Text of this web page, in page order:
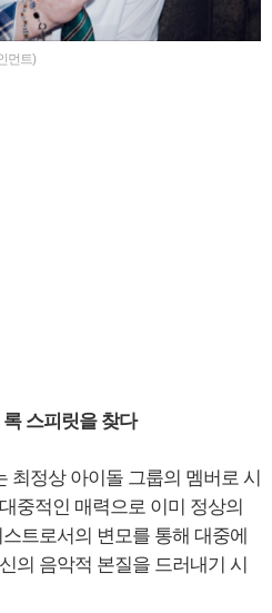
먼트)
스피릿을 찾다
최정상 아이돌 그룹의 멤버로 시
중적인 매력으로 이미 정상의
트로서의 변모를 통해 대중에
의 음악적 본질을 드러내기 시